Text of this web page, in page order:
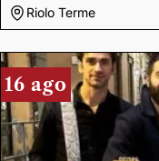
Riolo Terme
16 ago